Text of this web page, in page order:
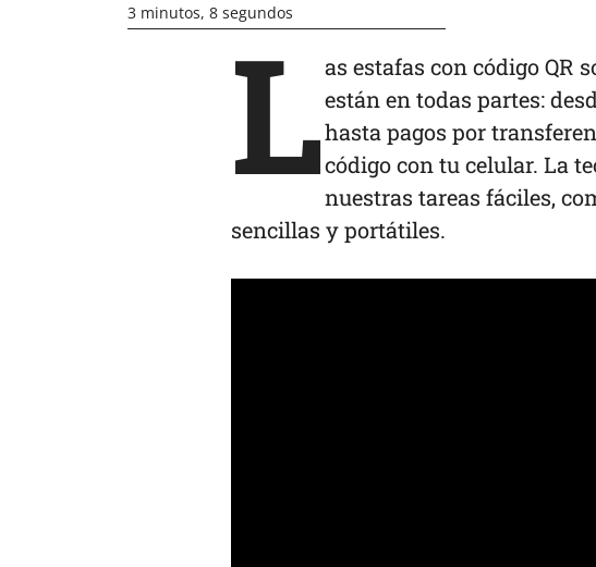
3 minutos, 8 segundos
Las estafas con código QR
están en todas partes:
hasta pagos por
código con tu celular. La
nuestras tareas fáciles,
sencillas y portátiles.